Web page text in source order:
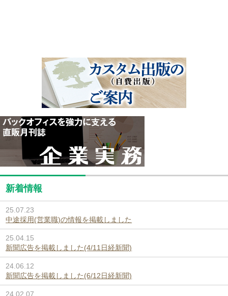
新着情報
25.07.23
中途採用(営業職)の情報を掲載しました
25.04.15
新聞広告を掲載しました(4/11日経新聞)
24.06.12
新聞広告を掲載しました(6/12日経新聞)
24.02.07